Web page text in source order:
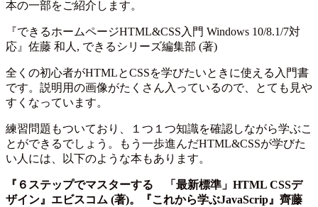
本の一部をご紹介します。
『できるホームページHTML&CSS入門 Windows 10/8.1/7対
応』佐藤 和人, できるシリーズ編集部 (著)
全くの初心者がHTMLとCSSを学びたいときに使える入門書
です。説明用の画像がたくさん入っているので、とても見や
すくなっています。
練習問題もついており、１つ１つ知識を確認しながら学ぶこ
とができるでしょう。もう一歩進んだHTML&CSSが学びた
い人には、以下のような本もあります。
『６ステップでマスターする 「最新標準」HTML CSSデ
ザイン』エビスコム (著)。『これから学ぶJavaScrip』齊藤